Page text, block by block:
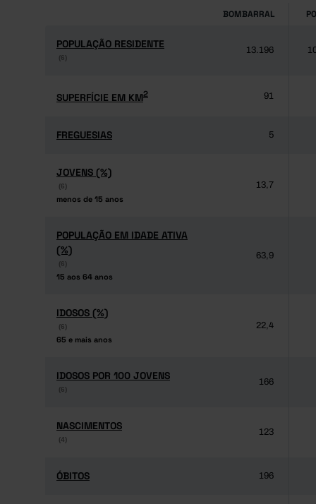
BOMBARRAL
POPULAÇÃO RESIDENTE
(6)
POPULAÇÃO RESIDENTE
(6)
13.196
SUPERFÍCIE EM KM2
SUPERFÍCIE EM KM2 91
FREGUESIAS
FREGUESIAS 5
JOVENS (%)
(6)
menos de 15 anos
JOVENS (%)
(6)
menos de 15 anos
13,7
POPULAÇÃO EM IDADE ATIVA
(%)
(6)
15 aos 64 anos
POPULAÇÃO EM IDADE ATIVA
(%)
(6)
15 aos 64 anos
63,9
IDOSOS (%)
(6)
65 e mais anos
IDOSOS (%)
(6)
65 e mais anos
22,4
IDOSOS POR 100 JOVENS
(6)
IDOSOS POR 100 JOVENS
(6)
166
NASCIMENTOS
(4)
NASCIMENTOS
(4)
123
ÓBITOS
ÓBITOS 196